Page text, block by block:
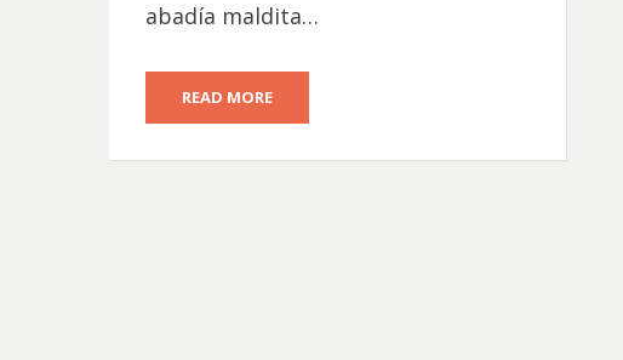
abadía maldita…
READ MORE